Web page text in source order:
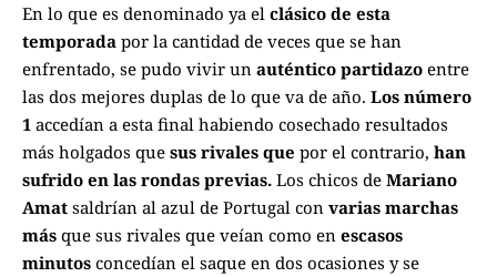
En lo que es denominado ya el clásico de esta
temporada por la cantidad de veces que se han
enfrentado, se pudo vivir un auténtico partidazo entre
las dos mejores duplas de lo que va de año. Los número
1 accedían a esta final habiendo cosechado resultados
más holgados que sus rivales que por el contrario, han
sufrido en las rondas previas. Los chicos de Mariano
Amat saldrían al azul de Portugal con varias marchas
más que sus rivales que veían como en escasos
minutos concedían el saque en dos ocasiones y se